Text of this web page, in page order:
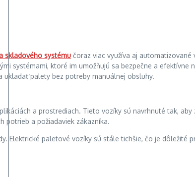
skladového systému čoraz viac využíva aj
systémami, ktoré im umožňujú sa bezpečne a efektívne
palety bez potreby manuálnej obsluhy.
a prostrediach. Tieto vozíky sú navrhnuté tak,
potrieb a požiadaviek zákazníka.
Elektrické paletové vozíky sú stále tichšie, čo je dôležité